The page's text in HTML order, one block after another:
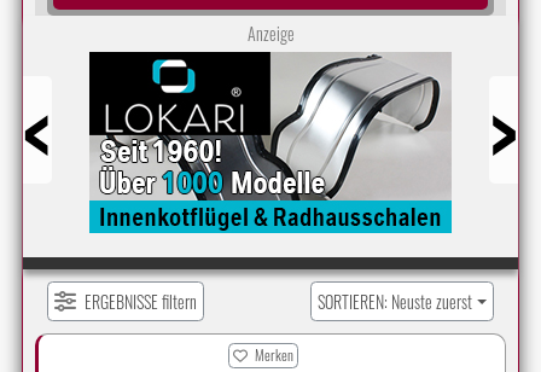
Anzeige
ERGEBNISSE filtern SORTIEREN: Neuste zuerst
Merken